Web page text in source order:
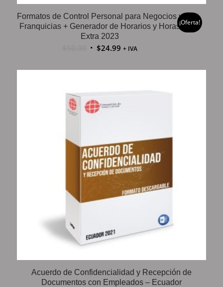
Formatos de Control Personal para Negocios y
Franquicias + Generador de Horarios y Horas
Extra 2023
$24.99 + IVA
¡Oferta!
Acuerdo de Confidencialidad y Recepción de
Documentos con Empleados – Ecuador